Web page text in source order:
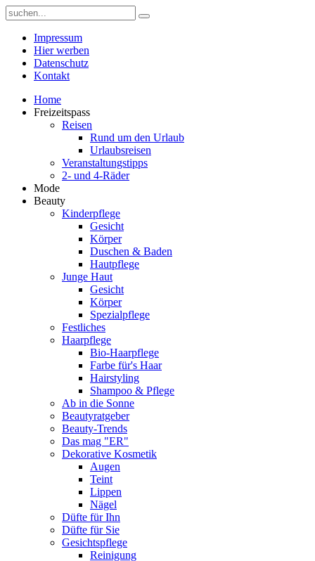
Impressum
Hier werben
Datenschutz
Kontakt
Home
Freizeitspass
Reisen
Rund um den Urlaub
Urlaubsreisen
Veranstaltungstipps
2- und 4-Räder
Mode
Beauty
Kinderpflege
Gesicht
Körper
Duschen & Baden
Hautpflege
Junge Haut
Gesicht
Körper
Spezialpflege
Festliches
Haarpflege
Bio-Haarpflege
Farbe für's Haar
Hairstyling
Shampoo & Pflege
Ab in die Sonne
Beautyratgeber
Beauty-Trends
Das mag "ER"
Dekorative Kosmetik
Augen
Teint
Lippen
Nägel
Düfte für Ihn
Düfte für Sie
Gesichtspflege
Reinigung